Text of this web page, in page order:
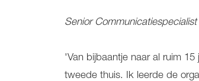
Senior
'Van bijbaantje naar al ruim
tweede thuis. Ik leerde de